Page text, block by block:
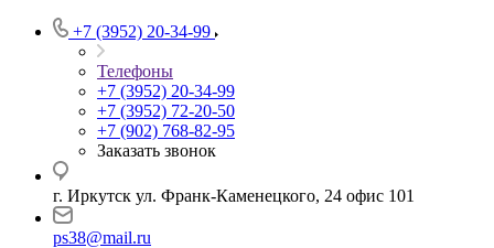
+7 (3952) 20-34-99
Телефоны
+7 (3952) 20-34-99
+7 (3952) 72-20-50
+7 (902) 768-82-95
Заказать звонок
г. Иркутск ул. Франк-Каменецкого, 24 офис 101
ps38@mail.ru